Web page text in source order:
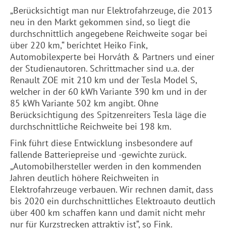
„Berücksichtigt man nur Elektrofahrzeuge, die 2013
neu in den Markt gekommen sind, so liegt die
durchschnittlich angegebene Reichweite sogar bei
über 220 km,“ berichtet Heiko Fink,
Automobilexperte bei Horváth & Partners und einer
der Studienautoren. Schrittmacher sind u.a. der
Renault ZOE mit 210 km und der Tesla Model S,
welcher in der 60 kWh Variante 390 km und in der
85 kWh Variante 502 km angibt. Ohne
Berücksichtigung des Spitzenreiters Tesla läge die
durchschnittliche Reichweite bei 198 km.
Fink führt diese Entwicklung insbesondere auf
fallende Batteriepreise und -gewichte zurück.
„Automobilhersteller werden in den kommenden
Jahren deutlich höhere Reichweiten in
Elektrofahrzeuge verbauen. Wir rechnen damit, dass
bis 2020 ein durchschnittliches Elektroauto deutlich
über 400 km schaffen kann und damit nicht mehr
nur für Kurzstrecken attraktiv ist“, so Fink.